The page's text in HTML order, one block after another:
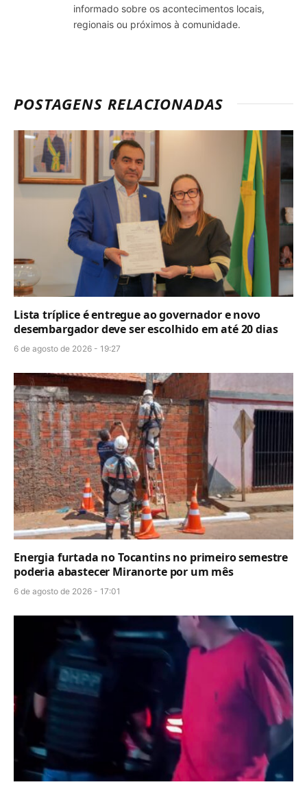
informado sobre os acontecimentos locais,
regionais ou próximos à comunidade.
POSTAGENS RELACIONADAS
Lista tríplice é entregue ao governador e novo
desembargador deve ser escolhido em até 20 dias
6 de agosto de 2026 - 19:27
Energia furtada no Tocantins no primeiro semestre
poderia abastecer Miranorte por um mês
6 de agosto de 2026 - 17:01